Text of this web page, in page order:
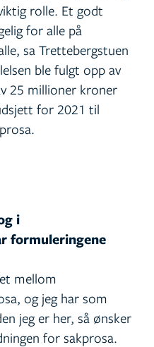
rolle. Et godt
for alle på
sa Trettebergstuen
ble fulgt opp av
25 millioner kroner
for 2021 til
i
formuleringene
mellom
og jeg har som
jeg er her, så ønsker
for sakprosa.